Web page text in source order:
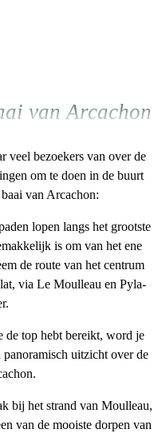
van Arcachon
veel bezoekers van over de
om te doen in de buurt
van Arcachon:
lopen langs het grootste
is om van het ene
de route van het centrum
via Le Moulleau en Pyla-
de top hebt bereikt, word je
panoramisch uitzicht over de
bij het strand van Moulleau,
van de mooiste dorpen van